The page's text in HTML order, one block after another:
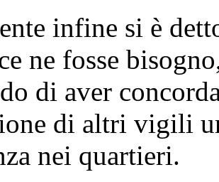
infine si è
ne fosse
di aver
di altri vigili
nei quartieri.